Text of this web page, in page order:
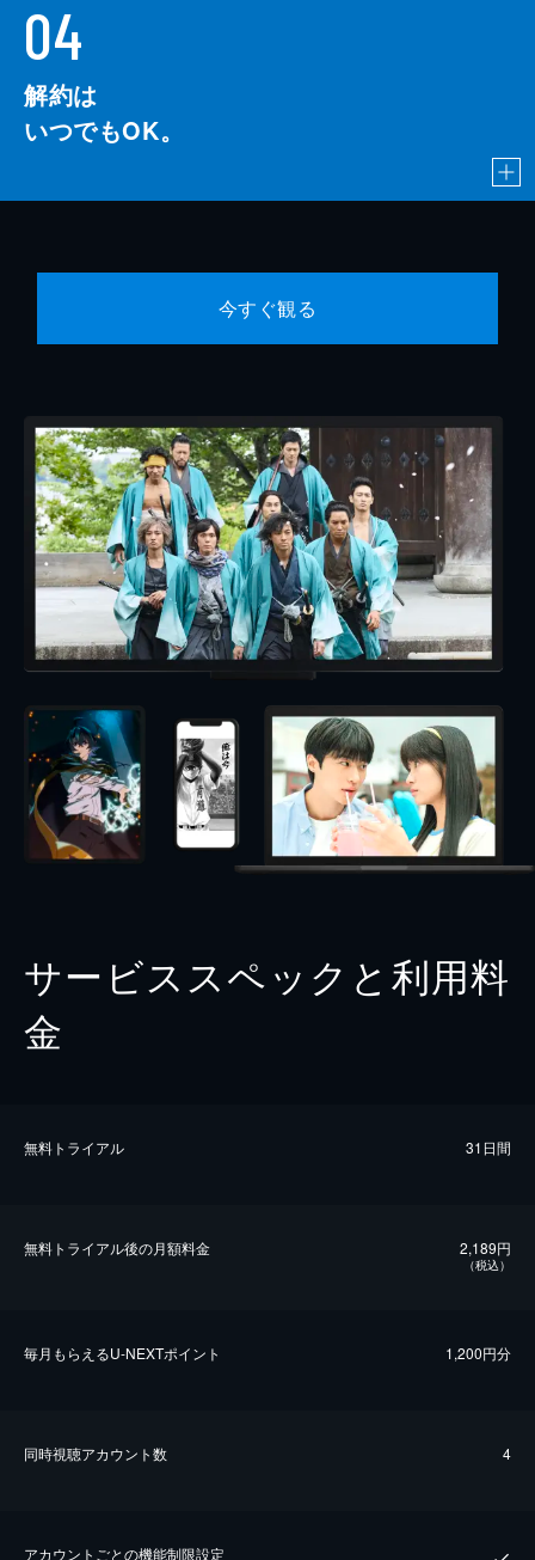
04
解約は
いつでもOK。
今すぐ観る
サービススペックと利用料
金
無料トライアル 31日間
無料トライアル後の⽉額料金 2,189円
（税込）
毎⽉もらえるU-NEXTポイント 1,200円分
同時視聴アカウント数 4
アカウントごとの機能制限設定